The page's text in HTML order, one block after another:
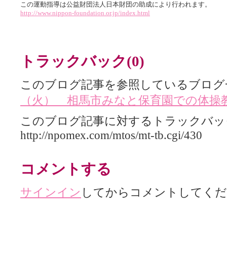
この運動指導は公益財団法人日本財団の助成により行われます。
http://www.nippon-foundation.or.jp/index.html
トラックバック(0)
このブログ記事を参照しているブロ
（火） 相馬市みなと保育園での体操
このブログ記事に対するトラックバ
http://npomex.com/mtos/mt-tb.cgi/430
コメントする
サインイン してからコメントしてく